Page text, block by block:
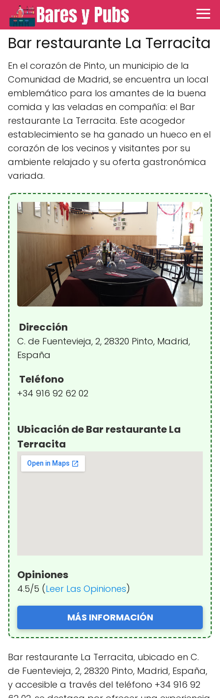
Bar restaurante La Terracita
En el corazón de Pinto, un municipio de la
Comunidad de Madrid, se encuentra un local
emblemático para los amantes de la buena
comida y las veladas en compañía: el Bar
restaurante La Terracita. Este acogedor
establecimiento se ha ganado un hueco en el
corazón de los vecinos y visitantes por su
ambiente relajado y su oferta gastronómica
variada.
Dirección
C. de Fuentevieja, 2, 28320 Pinto, Madrid,
España
Teléfono
+34 916 92 62 02
Ubicación de Bar restaurante La
Terracita
Opiniones
4.5/5 (Leer Las Opiniones)
MÁS INFORMACIÓN
Bar restaurante La Terracita, ubicado en C.
de Fuentevieja, 2, 28320 Pinto, Madrid, España,
y accesible a través del teléfono +34 916 92